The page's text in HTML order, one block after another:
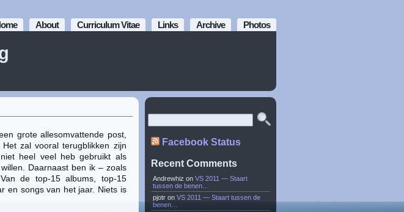
About Curriculum Vitae Links Archive Photos
grote allesomvattende post,
zal vooral terugblikken zijn
heel veel heb gebruikt als
Daarnaast ben ik – zoals
de top-15 albums, top-15
en songs van het jaar. Niets is
Facebook Status
Recent Comments
Andrewhiz on VS 2011 — Staart
tussen de benen…
pjotron VS 2011 — Staart tussen de
benen…